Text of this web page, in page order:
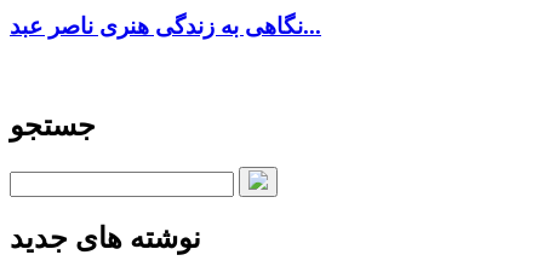
نگاهی به زندگی هنری ناصر عبد...
جستجو
نوشته های جدید